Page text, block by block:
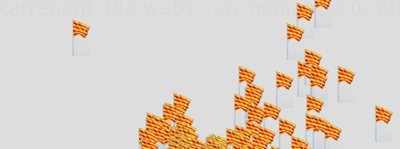
484 webs... un moment si us